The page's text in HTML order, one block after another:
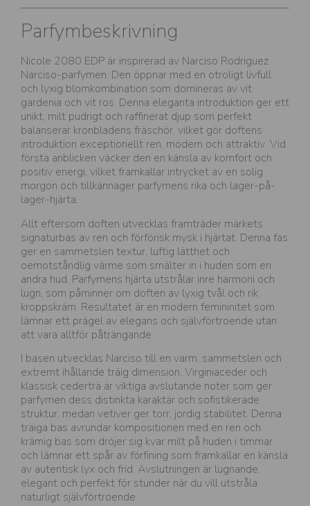
Parfymbeskrivning
Nicole 2080 EDP är inspirerad av Narciso Rodriguez
Narciso-parfymen. Den öppnar med en otroligt livfull
och lyxig blomkombination som domineras av vit
gardenia och vit ros. Denna eleganta introduktion ger ett
unikt, milt pudrigt och raffinerat djup som perfekt
balanserar kronbladens fräschör, vilket gör doftens
introduktion exceptionellt ren, modern och attraktiv. Vid
första anblicken väcker den en känsla av komfort och
positiv energi, vilket framkallar intrycket av en solig
morgon och tillkännager parfymens rika och lager-på-
lager-hjärta.
Allt eftersom doften utvecklas framträder märkets
signaturbas av ren och förförisk mysk i hjärtat. Denna fas
ger en sammetslen textur, luftig lätthet och
oemotståndlig värme som smälter in i huden som en
andra hud. Parfymens hjärta utstrålar inre harmoni och
lugn, som påminner om doften av lyxig tvål och rik
kroppskräm. Resultatet är en modern femininitet som
lämnar ett prägel av elegans och självförtroende utan
att vara alltför påträngande.
I basen utvecklas Narciso till en varm, sammetslen och
extremt ihållande träig dimension. Virginiaceder och
klassisk cederträ är viktiga avslutande noter som ger
parfymen dess distinkta karaktär och sofistikerade
struktur, medan vetiver ger torr, jordig stabilitet. Denna
träiga bas avrundar kompositionen med en ren och
krämig bas som dröjer sig kvar milt på huden i timmar
och lämnar ett spår av förfining som framkallar en känsla
av autentisk lyx och frid. Avslutningen är lugnande,
elegant och perfekt för stunder när du vill utstråla
naturligt självförtroende.